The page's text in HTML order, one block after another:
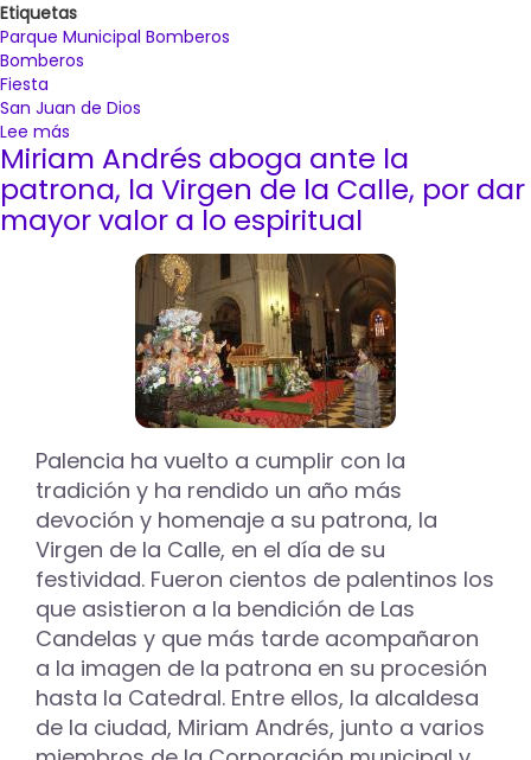
Etiquetas
Parque Municipal Bomberos
Bomberos
Fiesta
San Juan de Dios
Lee más
Miriam
Andrés:
"Los
palentinos
profesional
bomberos"
Miriam Andrés aboga ante la
patrona, la Virgen de la Calle, por dar
mayor valor a lo espiritual
Palencia ha vuelto a cumplir con la
tradición y ha rendido un año más
devoción y homenaje a su patrona, la
Virgen de la Calle, en el día de su
festividad. Fueron cientos de palentinos los
que asistieron a la bendición de Las
Candelas y que más tarde acompañaron
a la imagen de la patrona en su procesión
hasta la Catedral. Entre ellos, la alcaldesa
de la ciudad, Miriam Andrés, junto a varios